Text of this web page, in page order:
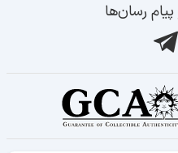
رسان‌ها